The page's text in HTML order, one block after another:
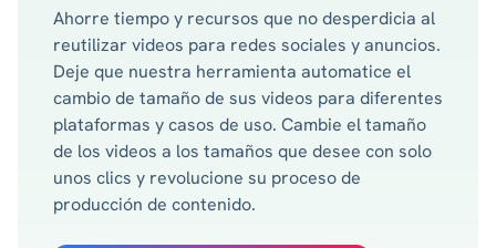
Ahorre tiempo y recursos que no desperdicia al
reutilizar videos para redes sociales y anuncios.
Deje que nuestra herramienta automatice el
cambio de tamaño de sus videos para diferentes
plataformas y casos de uso. Cambie el tamaño
de los videos a los tamaños que desee con solo
unos clics y revolucione su proceso de
producción de contenido.